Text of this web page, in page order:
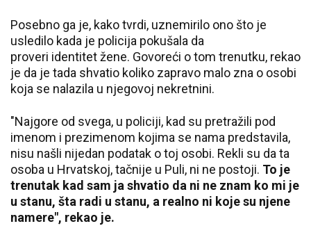
Posebno ga je, kako tvrdi, uznemirilo ono što je
usledilo kada je policija pokušala da
proveri identitet žene. Govoreći o tom trenutku, rekao
je da je tada shvatio koliko zapravo malo zna o osobi
koja se nalazila u njegovoj nekretnini.
"Najgore od svega, u policiji, kad su pretražili pod
imenom i prezimenom kojima se nama predstavila,
nisu našli nijedan podatak o toj osobi. Rekli su da ta
osoba u Hrvatskoj, tačnije u Puli, ni ne postoji. To je
trenutak kad sam ja shvatio da ni ne znam ko mi je
u stanu, šta radi u stanu, a realno ni koje su njene
namere", rekao je.